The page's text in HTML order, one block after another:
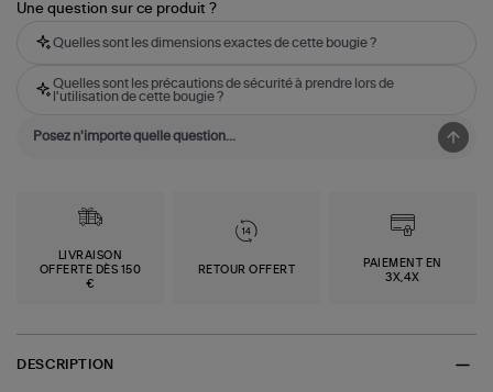
Une question sur ce produit ?
Quelles sont les dimensions exactes de cette bougie ?
Quelles sont les précautions de sécurité à prendre lors de
l'utilisation de cette bougie ?
LIVRAISON
OFFERTE DÈS 150
€
RETOUR OFFERT
PAIEMENT EN
3X,4X
DESCRIPTION